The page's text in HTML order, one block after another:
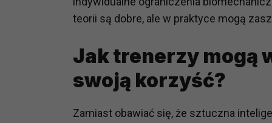
teorii są dobre, ale w praktyce mogą
Jak trenerzy mogą
swoją korzyść?
Zamiast obawiać się, że sztuczna
potrzebom
Zgodnie z obowiązującym
np. agencjom marketingowym,
obowiązującego prawa np. sądy
prawną. Pragniemy też
Zaufanych parterów.